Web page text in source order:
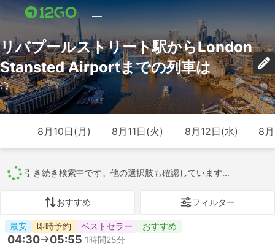
リバプールストリート駅からLondon
Stansted Airportまでの列車は
564 トリップ (USD 18 – USD 680)
8月10日(月) 8月11日(火) 8月12日(水) 8
すべて564 2 524 37 1
おすすめ フィルター
即時予約 おすすめ
04:40 05:39 59分